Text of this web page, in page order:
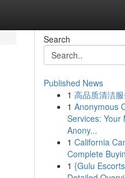
Search
Published News
1 高品质清洁
1 Anonymous
Services: Your
Anony...
1 California
Complete
1 {Gulu